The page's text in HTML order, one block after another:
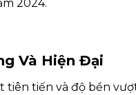
2024.
Và Hiện Đại
tiến và độ bền